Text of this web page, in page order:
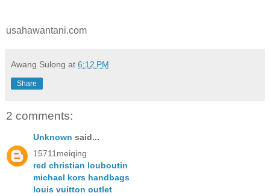
usahawantani.com
Awang Sulong at 6:12 PM
Share
2 comments:
Unknown said...
15711meiqing
red christian louboutin
michael kors handbags
louis vuitton outlet